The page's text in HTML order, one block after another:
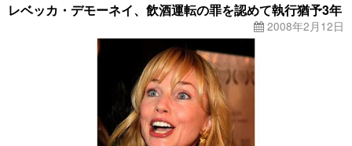
レベッカ・デモーネイ、飲酒運転の罪を認めて執行猶予3年
2008年2月12日